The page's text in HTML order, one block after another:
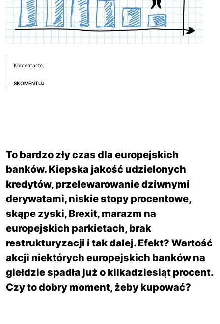
Komentarze:
SKOMENTUJ
To bardzo zły czas dla europejskich
banków. Kiepska jakość udzielonych
kredytów, przelewarowanie dziwnymi
derywatami, niskie stopy procentowe,
skąpe zyski, Brexit, marazm na
europejskich parkietach, brak
restrukturyzacji i tak dalej. Efekt? Wartość
akcji niektórych europejskich banków na
giełdzie spadła już o kilkadziesiąt procent.
Czy to dobry moment, żeby kupować?